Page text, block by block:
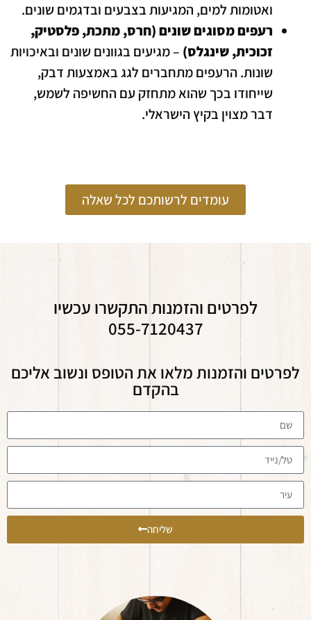
ואטומות למים, המגיעות בצבעים ובדגמים שונים.
רעפים מסוגים שונים (חרס, מתכת, פלסטיק,
זכוכית, שינגלס) – מגיעים בגוונים שונים ובאיכויות
שונות. הרעפים מתחברים לגג באמצעות דבק,
שייחודו בכך שהוא מתחזק עם החשיפה לשמש,
דבר מצוין בקיץ הישראלי.
עומדים לרשותכם לכל שאלה
לפרטים והזמנות התקשרו עכשיו
055-7120437
לפרטים והזמנות מלאו את הטופס ונשוב אליכם
בהקדם
שליחה